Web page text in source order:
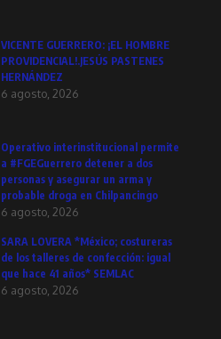
VICENTE GUERRERO: ¡EL HOMBRE
PROVIDENCIAL!.JESÚS PASTENES
HERNÁNDEZ
6 agosto, 2026
Operativo interinstitucional permite
a #FGEGuerrero detener a dos
personas y asegurar un arma y
probable droga en Chilpancingo
6 agosto, 2026
SARA LOVERA *México; costureras
de los talleres de confección: igual
que hace 41 años* SEMLAC
6 agosto, 2026